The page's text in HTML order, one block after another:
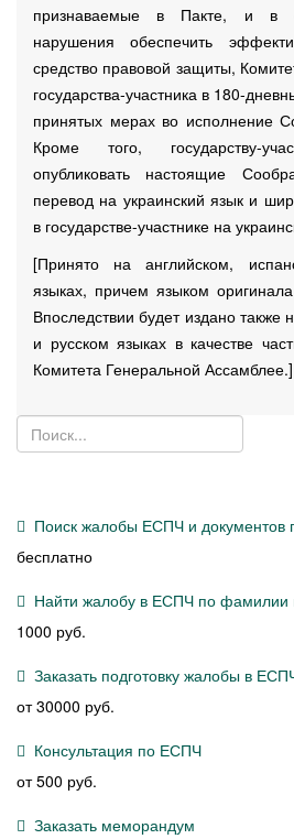
признаваемые в Пакте, и в
нарушения обеспечить
средство правовой защиты,
государства-участника в 180-
принятых мерах во исполнение
Кроме того, государству-
опубликовать настоящие
перевод на украинский язык и
в государстве-участнике на
[Принято на английском,
языках, причем языком
Впоследствии будет издано также
и русском языках в качестве
Комитета Генеральной Ассамблее.]
Поиск жалобы ЕСПЧ и документов
бесплатно
Найти жалобу в ЕСПЧ по фамилии
1000 руб.
Заказать подготовку жалобы в
от 30000 руб.
Консультация по ЕСПЧ
от 500 руб.
Заказать меморандум